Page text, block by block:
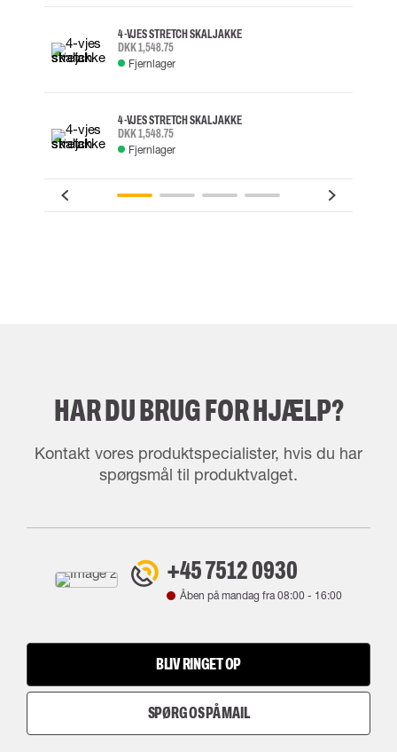
4-VJES STRETCH SKALJAKKE
DKK 1,548.75
Fjernlager
4-VJES STRETCH SKALJAKKE
DKK 1,548.75
Fjernlager
HAR DU BRUG FOR HJÆLP?
Kontakt vores produktspecialister, hvis du har
spørgsmål til produktvalget.
+45 7512 0930
Åben på mandag fra08:00 - 16:00
BLIV RINGET OP
SPØRG OS PÅ MAIL